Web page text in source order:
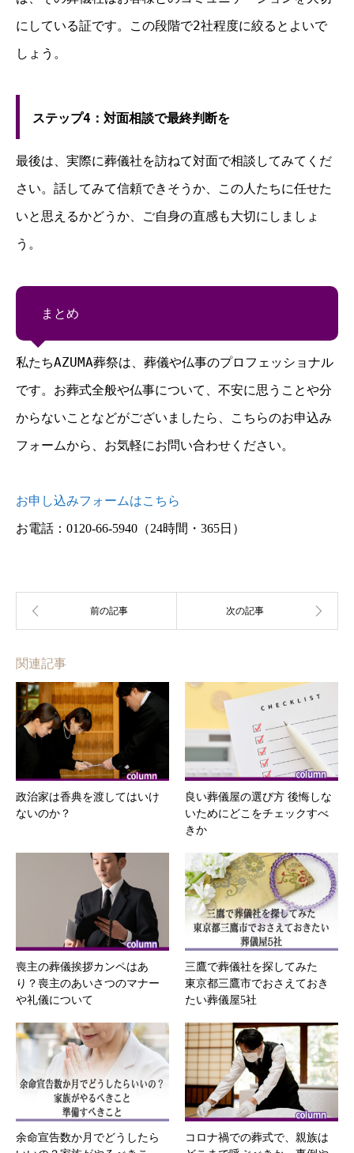
にしている証です。この段階で2社程度に絞るとよいで
しょう。
ステップ4：対面相談で最終判断を
最後は、実際に葬儀社を訪ねて対面で相談してみてくだ
さい。話してみて信頼できそうか、この人たちに任せた
いと思えるかどうか、ご自身の直感も大切にしましょ
う。
まとめ
私たちAZUMA葬祭は、葬儀や仏事のプロフェッショナル
です。お葬式全般や仏事について、不安に思うことや分
からないことなどがございましたら、こちらのお申込み
フォームから、お気軽にお問い合わせください。
お申し込みフォームはこちら
お電話：0120-66-5940 （24時間・365日）
関連記事
政治家は香典を渡してはいけ
ないのか？
良い葬儀屋の選び方 後悔しな
いためにどこをチェックすべ
きか
喪主の葬儀挨拶カンペはあ
り？喪主のあいさつのマナー
や礼儀について
三鷹で葬儀社を探してみた
東京都三鷹市でおさえておき
たい葬儀屋5社
余命宣告数か月でどうしたら
コロナ禍での葬式で、親族は